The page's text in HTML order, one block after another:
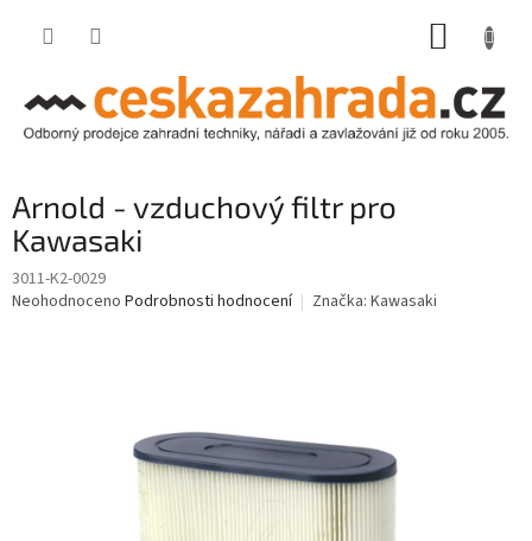
Arnold - vzduchový filtr pro
Kawasaki
3011-K2-0029
Průměrné
Neohodnoceno Podrobnosti hodnocení Značka: Kawasaki